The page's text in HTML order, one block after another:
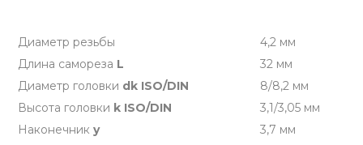
Диаметр резьбы
4,2 мм
Длина самореза L
32 мм
Диаметр головки dk ISO/DIN
8/8,2 мм
Высота головки k ISO/DIN
3,1/3,05 мм
Наконечник y
3,7 мм